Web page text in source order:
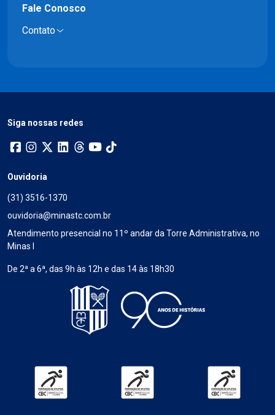
Fale Conosco
Contato
Siga nossas redes
Ouvidoria
(31) 3516-1370
ouvidoria@minastc.com.br
Atendimento presencial no 11º andar da Torre Administrativa, no
Minas I
De 2ª a 6ª, das 9h às 12h e das 14 às 18h30